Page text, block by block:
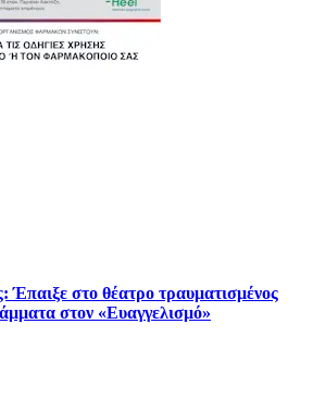
Έπαιξε στο θέατρο τραυματισμένος
στον «Ευαγγελισμό»